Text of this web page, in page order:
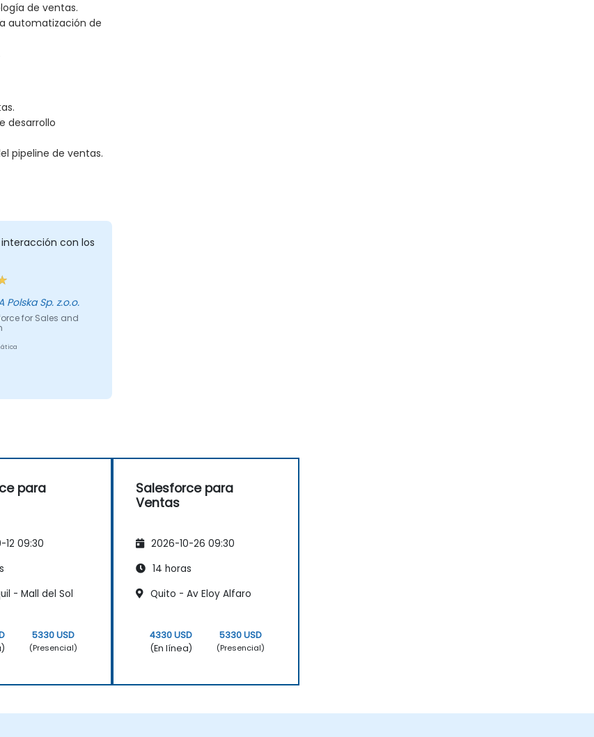
de ventas.
automatización de
desarrollo
pipeline de ventas.
con los
BCA Polska Sp. z.o.o.
for Sales and
para
12 09:30
- Mall del Sol
5330 USD
(Presencial)
Salesforce para
Ventas
2026-10-26 09:30
14 horas
Quito - Av Eloy Alfaro
4330 USD
(En línea)
5330 USD
(Presencial)